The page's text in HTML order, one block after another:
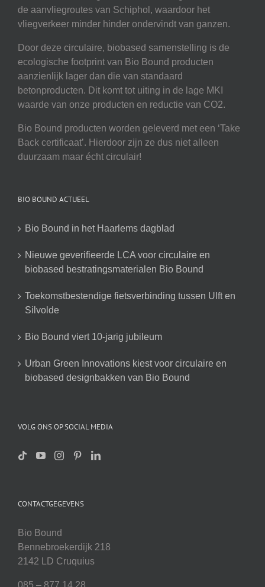
de aanvliegroutes van Schiphol, waardoor het
vliegverkeer minder hinder ondervindt van ganzen.
Door deze circulaire, biobased samenstelling is de
ecologische footprint van Bio Bound producten
aanzienlijk lager dan die van standaard
betonproducten. Dit komt tot uiting in de lage MKI
waarde van onze producten en reductie van CO2.
Bio Bound producten worden geleverd met een ‘Take
Back certificaat’. Hierdoor zijn ze dus niet alleen
duurzaam maar écht circulair!
BIO BOUND ACTUEEL
Bio Bound in het Haarlems dagblad
Nieuwe geverifieerde LCA voor circulaire en
biobased bestratingsmaterialen Bio Bound
Toekomstbestendige fietsverbinding tussen Ulft en
Silvolde
Bio Bound viert 10-jarig jubileum
Urban Green Innovations kiest voor circulaire en
biobased designbakken van Bio Bound
VOLG ONS OP SOCIAL MEDIA
CONTACTGEGEVENS
Bio Bound
Bennebroekerdijk 218
2142 LD Cruquius
085 – 877 14 28